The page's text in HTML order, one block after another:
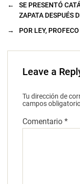
←
SE PRESENTÓ
ZAPATA DESPUÉS
→
POR LEY,
Leave a
Tu dirección de
campos
Comentario *